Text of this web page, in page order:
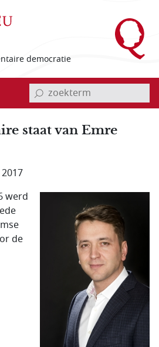
democratie
invoerveld zoekterm
staat van Emre
werd
de